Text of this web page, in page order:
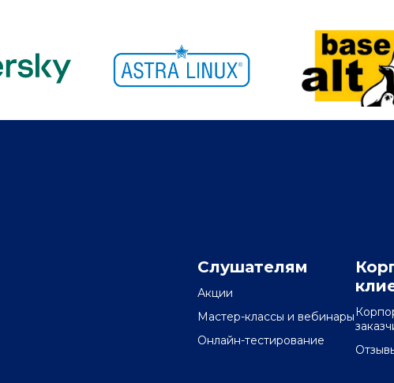
Слушателям
Акции
Мастер-классы и вебинары
Онлайн-тестирование